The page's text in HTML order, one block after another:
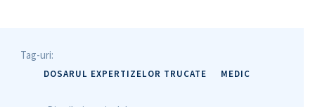
Tag-uri:
DOSARUL EXPERTIZELOR TRUCATE MEDIC